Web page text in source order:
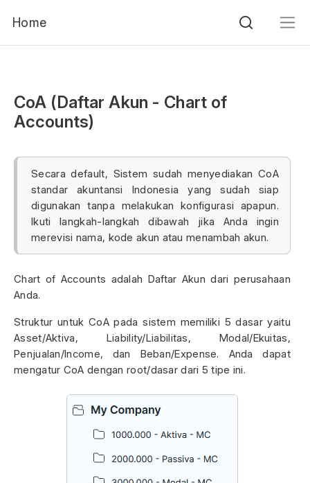
Home
CoA (Daftar Akun - Chart of
Accounts)
Secara default, Sistem sudah menyediakan CoA
standar akuntansi Indonesia yang sudah siap
digunakan tanpa melakukan konfigurasi apapun.
Ikuti langkah-langkah dibawah jika Anda ingin
merevisi nama, kode akun atau menambah akun.
Chart of Accounts adalah Daftar Akun dari perusahaan
Anda.
Struktur untuk CoA pada sistem memiliki 5 dasar yaitu
Asset/Aktiva, Liability/Liabilitas, Modal/Ekuitas,
Penjualan/Income, dan Beban/Expense. Anda dapat
mengatur CoA dengan root/dasar dari 5 tipe ini.